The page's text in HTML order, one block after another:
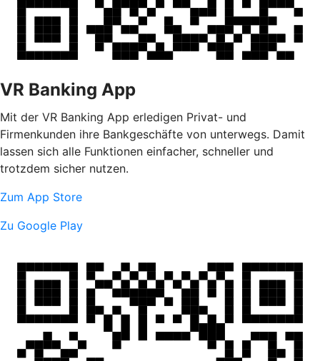
VR Banking App
Mit der VR Banking App erledigen Privat- und
Firmenkunden ihre Bankgeschäfte von unterwegs. Damit
lassen sich alle Funktionen einfacher, schneller und
trotzdem sicher nutzen.
Zum App Store
Zu Google Play